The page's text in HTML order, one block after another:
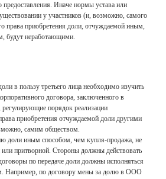
предоставления. Иначе нормы устава или
у участников (и, возможно, самого
права приобретения доли, отчуждаемой иным,
будут неработающими.
в пользу третьего лица необходимо изучить
договора, заключенного в
порядок реализации
приобретения отчуждаемой доли другими
самим обществом.
доли иным способом, чем купля-продажа, не
притворной. Стороны должны действовать
по передаче доли должны исполняться
Например, по договору мены за долю в ООО
33 50